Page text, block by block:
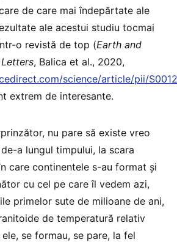
de care mai îndepărtate ale
ale acestui studiu tocmai
o revistă de top (Earth and
, Balica et al., 2020,
science/article/pii/
extrem de interesante.
nu pare să existe vreo
a lungul timpului, la scara
care continentele s-au format și
cu cel pe care îl vedem azi,
primelor sute de milioane de ani,
de temperatură relativ
se formau, se pare, la fel